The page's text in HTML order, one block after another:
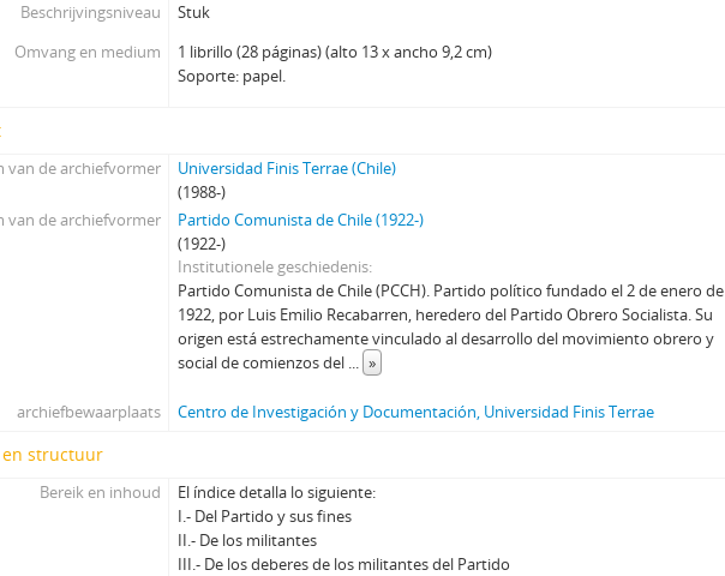
Beschrijvingsniveau
Stuk
Omvang en medium
1 librillo (28 páginas) (alto 13 x ancho 9,2 cm)
Soporte: papel.
van de archiefvormer
Universidad Finis Terrae (Chile)
(1988-)
van de archiefvormer
Partido Comunista de Chile (1922-)
(1922-)
Institutionele geschiedenis
Partido Comunista de Chile (PCCH). Partido político fundado el 2 de enero de
1922, por Luis Emilio Recabarren, heredero del Partido Obrero Socialista. Su
origen está estrechamente vinculado al desarrollo del movimiento obrero y
social de comienzos del ... »
archiefbewaarplaats Centro de Investigación y Documentación, Universidad Finis Terrae
structuur
Bereik en inhoud
El índice detalla lo siguiente:
I.- Del Partido y sus fines
II.- De los militantes
III.- De los deberes de los militantes del Partido